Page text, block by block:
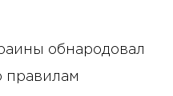
обнародовал
правилам